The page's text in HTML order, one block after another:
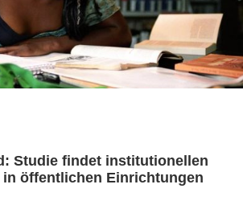
Studie findet institutionellen
in öffentlichen Einrichtungen